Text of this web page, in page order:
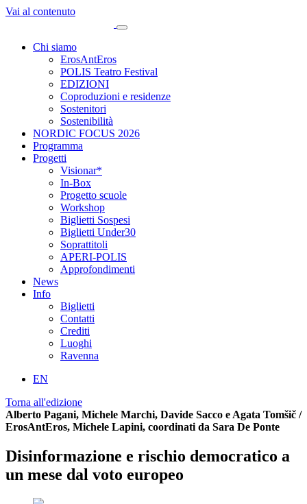
Vai al contenuto
Chi siamo
ErosAntEros
POLIS Teatro Festival
EDIZIONI
Coproduzioni e residenze
Sostenitori
Sostenibilità
NORDIC FOCUS 2026
Programma
Progetti
Visionar*
In-Box
Progetto scuole
Workshop
Biglietti Sospesi
Biglietti Under30
Soprattitoli
APERI-POLIS
Approfondimenti
News
Info
Biglietti
Contatti
Crediti
Luoghi
Ravenna
EN
Torna all'edizione
Alberto Pagani, Michele Marchi, Davide Sacco e Agata Tomšič /
ErosAntEros, Michele Lapini, coordinati da Sara De Ponte
Disinformazione e rischio democratico a
un mese dal voto europeo